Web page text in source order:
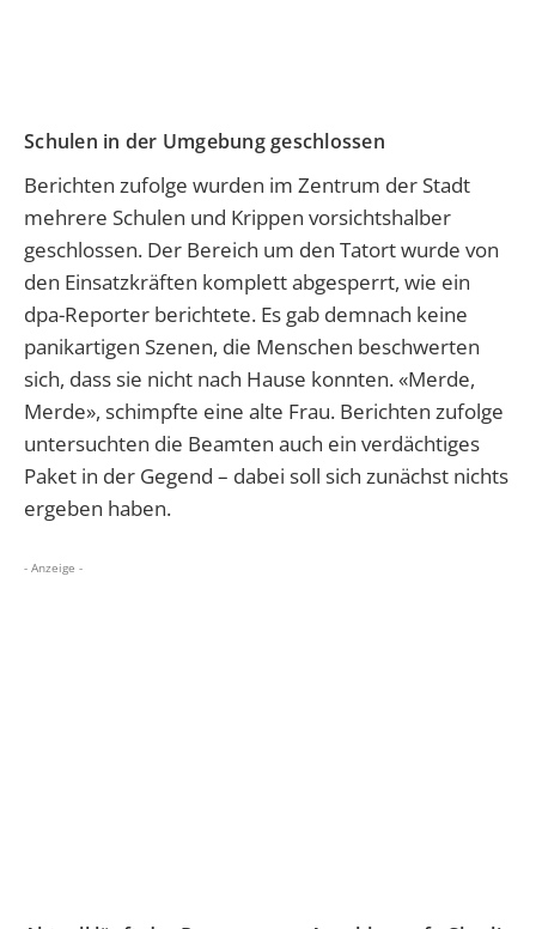
Schulen in der Umgebung geschlossen
Berichten zufolge wurden im Zentrum der Stadt
mehrere Schulen und Krippen vorsichtshalber
geschlossen. Der Bereich um den Tatort wurde von
den Einsatzkräften komplett abgesperrt, wie ein
dpa-Reporter berichtete. Es gab demnach keine
panikartigen Szenen, die Menschen beschwerten
sich, dass sie nicht nach Hause konnten. «Merde,
Merde», schimpfte eine alte Frau. Berichten zufolge
untersuchten die Beamten auch ein verdächtiges
Paket in der Gegend – dabei soll sich zunächst nichts
ergeben haben.
- Anzeige -